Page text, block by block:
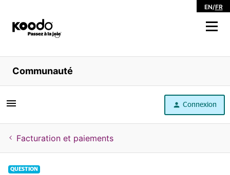
EN/FR
Magasiner
Libre service
Aide
Communauté
Connexion
Facturation et paiements
QUESTION